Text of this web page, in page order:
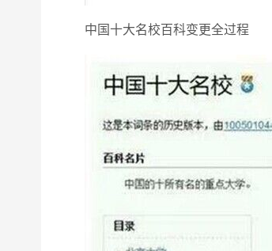
中国十大名校百科变更全过程